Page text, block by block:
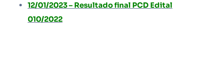
12/01/2023 – Resultado final PCD Edital
010/2022